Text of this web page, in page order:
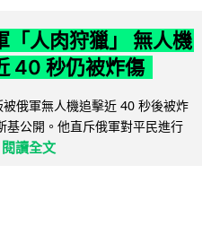
「人肉狩獵」 無人機
40 秒仍被炸傷
俄軍無人機追擊近 40 秒後被炸
基公開。他直斥俄軍對平民進行
閱讀全文